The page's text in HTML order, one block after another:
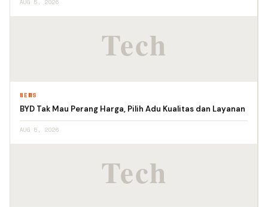
AUG 5, 2026
NEWS
BYD Tak Mau Perang Harga, Pilih Adu Kualitas dan Layanan
AUG 5, 2026